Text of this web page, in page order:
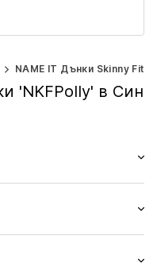
NAME IT Дънки Skinny Fit
'NKFPolly' в Син